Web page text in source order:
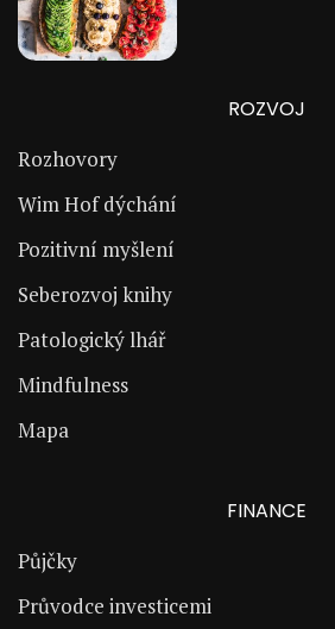
ROZVOJ
Rozhovory
Wim Hof dýchání
Pozitivní myšlení
Seberozvoj knihy
Patologický lhář
Mindfulness
Mapa
FINANCE
Půjčky
Průvodce investicemi